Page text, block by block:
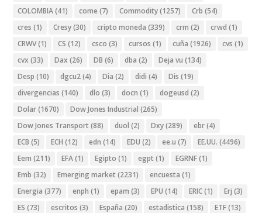
COLOMBIA(41) come (7) Commodity(1257) Crb (54)
cres (1) Cresy(30) cripto moneda (339) crm (2) crwd (1)
CRWV(1) CS (12) csco (3) cursos (1) cuña (1926) cvs (1)
cvx (33) Dax (26) DB (6) dba (2) Deja vu (134)
Desp (10) dgcu2(4) Dia (2) didi (4) Dis (19)
divergencias (140) dlo (3) docn (1) dogeusd (2)
Dolar(1670) Dow Jones Industrial (265)
Dow Jones Transport (88) duol (2) Dxy(289) ebr(4)
ECB (5) ECH (12) edn (14) EDU (2) ee.u (7) EE.UU. (4496)
Eem (211) EFA(1) Egipto (1) egpt (1) EGRNF(1)
Emb (32) Emerging market (2231) encuesta (1)
Energia (377) enph (1) epam (3) EPU (14) ERIC(1) Erj (3)
ES (73) escritos (3) España (20) estadistica (158) ETF(13)